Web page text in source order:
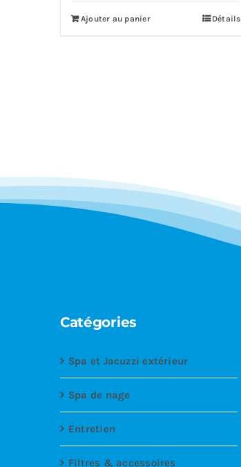
Ajouter au panier Détails
Catégories
Spa et Jacuzzi extérieur
Spa de nage
Entretien
Filtres & accessoires